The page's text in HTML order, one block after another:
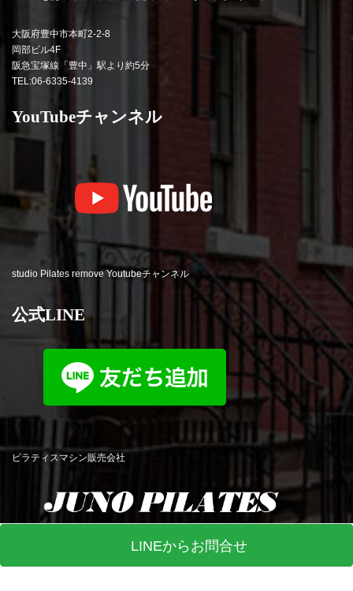
大阪府豊中市本町2-2-8
岡部ビル4F
阪急宝塚線「豊中」駅より約5分
TEL:06-6335-4139
YouTubeチャンネル
studio Pilates remove Youtubeチャンネル
公式LINE
ピラティスマシン販売会社
LINEからお問合せ